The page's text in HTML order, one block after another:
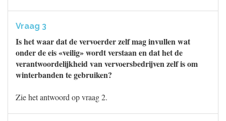
Vraag 3
Is het waar dat de vervoerder zelf mag invullen wat
onder de eis «veilig» wordt verstaan en dat het de
verantwoordelijkheid van vervoersbedrijven zelf is om
winterbanden te gebruiken?
Zie het antwoord op vraag 2.